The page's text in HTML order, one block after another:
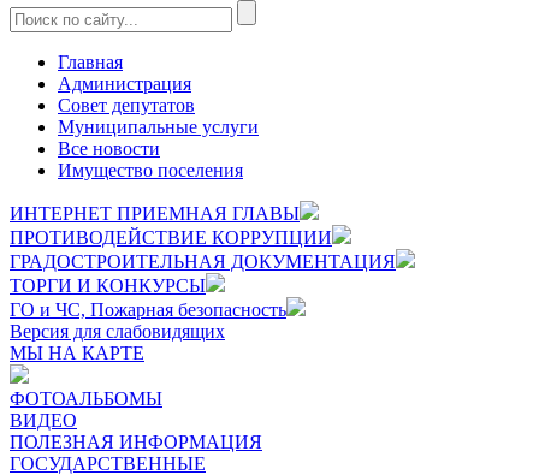
Главная
Администрация
Совет депутатов
Муниципальные услуги
Все новости
Имущество поселения
ИНТЕРНЕТ ПРИЕМНАЯ ГЛАВЫ
ПРОТИВОДЕЙСТВИЕ КОРРУПЦИИ
ГРАДОСТРОИТЕЛЬНАЯ ДОКУМЕНТАЦИЯ
ТОРГИ И КОНКУРСЫ
ГО и ЧС, Пожарная безопасность
Версия для слабовидящих
МЫ НА КАРТЕ
ФОТОАЛЬБОМЫ
ВИДЕО
ПОЛЕЗНАЯ ИНФОРМАЦИЯ
ГОСУДАРСТВЕННЫЕ